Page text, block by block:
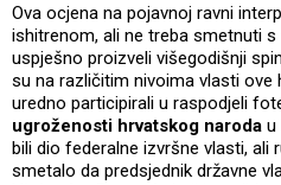
Ova ocjena na pojavnoj ravni
ishitrenom, ali ne treba smetnuti s
uspješno proizveli višegodišnji
su na različitim nivoima vlasti ove
uredno participirali u raspodjeli
ugroženosti hrvatskog naroda u
bili dio federalne izvršne vlasti, ali
smetalo da predsjednik državne